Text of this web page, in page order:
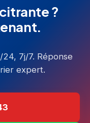
?
7j/7. Réponse
expert.